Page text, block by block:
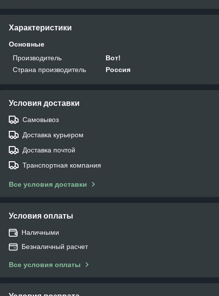
Характеристики
Основные
Производитель
Вот!
Страна производитель
Россия
Условия доставки
Самовывоз
Доставка курьером
Доставка почтой
Транспортная компания
Все условия доставки
Условия оплаты
Наличными
Безналичный расчет
Все условия оплаты